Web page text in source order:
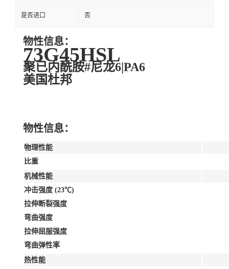
是否进口 否
物性信息：
73G45HSL
聚已内酰胺#尼龙6|PA6
美国杜邦
物性信息：
物理性能
比重
机械性能
冲击强度 (23℃)
拉伸断裂强度
弯曲强度
拉伸屈服强度
弯曲弹性率
热性能